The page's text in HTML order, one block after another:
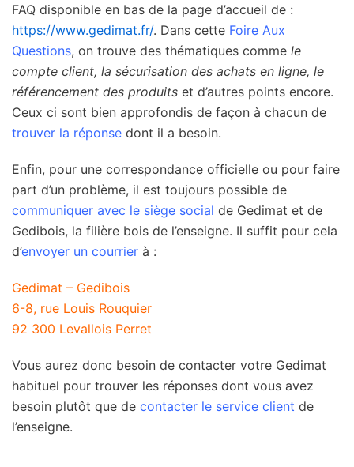
FAQ disponible en bas de la page d’accueil de :
https://www.gedimat.fr/. Dans cette Foire Aux
Questions, on trouve des thématiques comme le
compte client, la sécurisation des achats en ligne, le
référencement des produits et d’autres points encore.
Ceux ci sont bien approfondis de façon à chacun de
trouver la réponse dont il a besoin.
Enfin, pour une correspondance officielle ou pour faire
part d’un problème, il est toujours possible de
communiquer avec le siège social de Gedimat et de
Gedibois, la filière bois de l’enseigne. Il suffit pour cela
d’envoyer un courrier à :
Gedimat – Gedibois
6-8, rue Louis Rouquier
92 300 Levallois Perret
Vous aurez donc besoin de contacter votre Gedimat
habituel pour trouver les réponses dont vous avez
besoin plutôt que de contacter le service client de
l’enseigne.